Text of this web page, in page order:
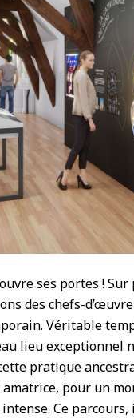
ses portes ! Sur
des chefs-
Véritable
lieu exceptionnel
pratique
pour un
Ce